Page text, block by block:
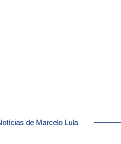
de Marcelo Lula